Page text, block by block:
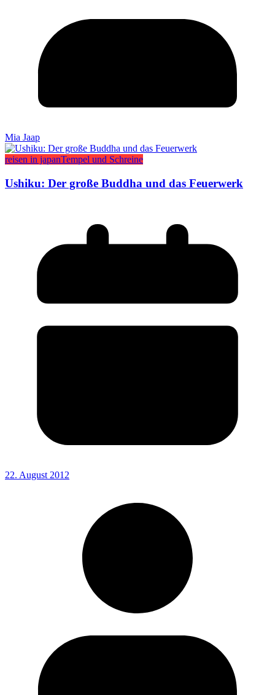
Mia Jaap
reisen in japanTempel und Schreine
Ushiku: Der große Buddha und das Feuerwerk
22. August 2012